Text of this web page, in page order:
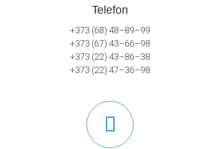
Telefon
+373 (68) 48–89–99
+373 (67) 43–66–98
+373 (22) 43–86–38
+373 (22) 47–36–98